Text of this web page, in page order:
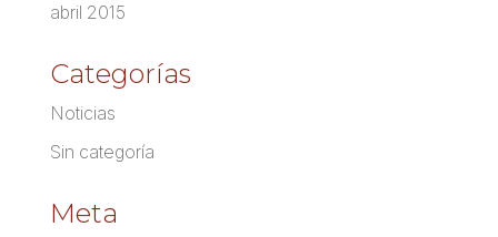
abril 2015
Categorías
Noticias
Sin categoría
Meta